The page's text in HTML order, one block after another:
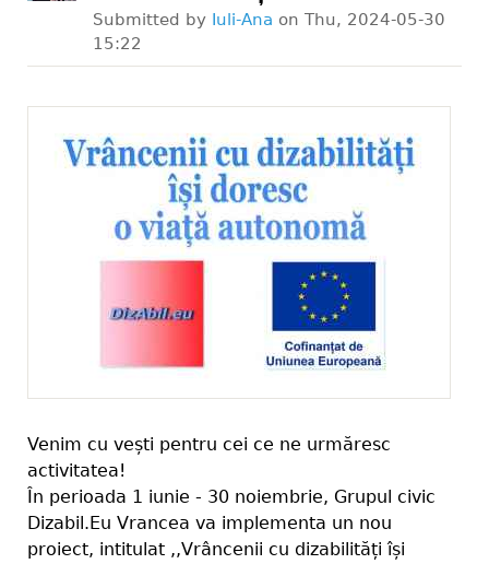
Submitted by Iuli-Ana on Thu, 2024-05-30
15:22
Venim cu vești pentru cei ce ne urmăresc
activitatea!
În perioada 1 iunie - 30 noiembrie, Grupul civic
Dizabil.Eu Vrancea va implementa un nou
proiect, intitulat ,,Vrâncenii cu dizabilități își